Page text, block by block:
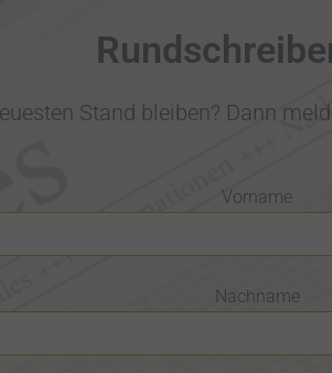
Stand bleiben? Dann
Vorname
Nachname